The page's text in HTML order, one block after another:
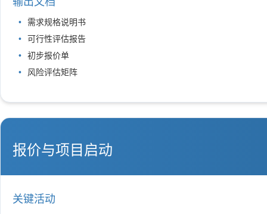
需求规格说明书
可行性评估报告
初步报价单
风险评估矩阵
报价与项目启动
关键活动